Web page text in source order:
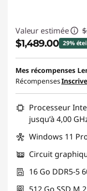
Valeur estimée
$1,489.00 29%
Économies
Promo price:
Mes récompenses
Récompenses
Processeur
jusqu’à 4,00
Windows 11
Circuit
16 Go DDR5-5